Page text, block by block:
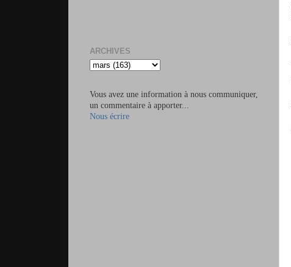
ARCHIVES
Vous avez une information à nous communiquer,
un commentaire à apporter...
Nous écrire